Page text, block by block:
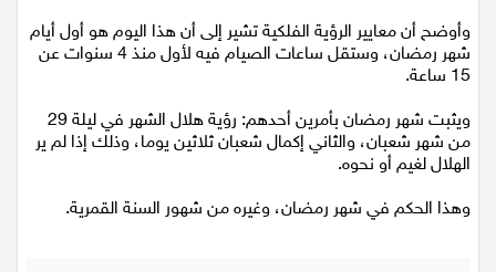
رياضة محلية
تقارير خاصة
اقتصاد
وأوضح أن معايير الرؤية الفلكية تشير إلى أن هذا اليوم هو أول أيام
شهر رمضان، وستقل ساعات الصيام فيه لأول منذ 4 سنوات عن
15 ساعة.
ويثبت شهر رمضان بأمرين أحدهم: رؤية هلال الشهر في ليلة 29
من شهر شعبان، والثاني إكمال شعبان ثلاثين يوما، وذلك إذا لم ير
الهلال لغيم أو نحوه.
وهذا الحكم في شهر رمضان، وغيره من شهور السنة القمرية.